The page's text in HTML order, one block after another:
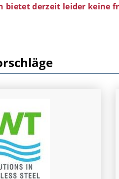
bietet derzeit leider keine